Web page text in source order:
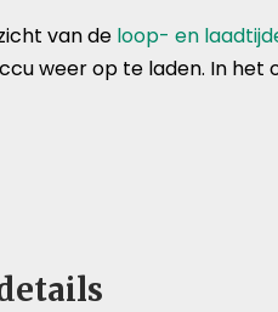
van de loop- en
weer op te laden. In het